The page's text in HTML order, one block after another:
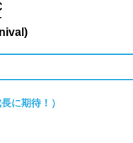
に期待！）